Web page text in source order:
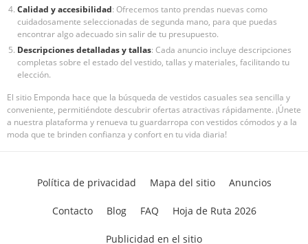
Calidad y accesibilidad: Ofrecemos tanto prendas nuevas como
cuidadosamente seleccionadas de segunda mano, para que puedas
encontrar algo adecuado sin salir de tu presupuesto.
Descripciones detalladas y tallas: Cada anuncio incluye descripciones
completas sobre el estado del vestido, tallas y materiales, facilitando tu
elección.
El sitio Emponda hace que la búsqueda de vestidos casuales sea sencilla y
conveniente, permitiéndote descubrir ofertas atractivas rápidamente. ¡Únete
a nuestra plataforma y renueva tu guardarropa con vestidos cómodos y a la
moda que te brinden confianza y confort en tu vida diaria!
Política de privacidad Mapa del sitio Anuncios
Contacto Blog FAQ Hoja de Ruta 2026
Publicidad en el sitio